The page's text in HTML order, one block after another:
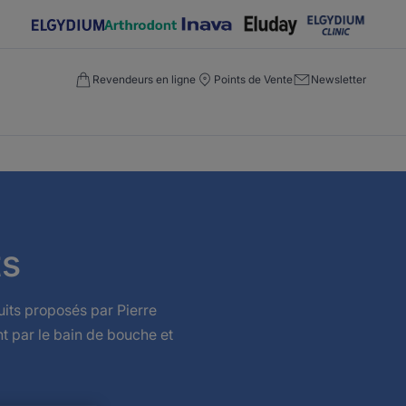
Revendeurs en ligne Points de Vente Newsletter
proposés par Pierre
par le bain de bouche et